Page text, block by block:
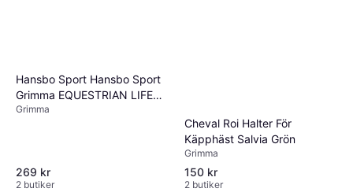
Hansbo Sport Hansbo Sport
Grimma EQUESTRIAN LIFE
Marin P Full
Grimma
269 kr
2 butiker
Cheval Roi Halter För
Käpphäst Salvia Grön
Grimma
150 kr
2 butiker